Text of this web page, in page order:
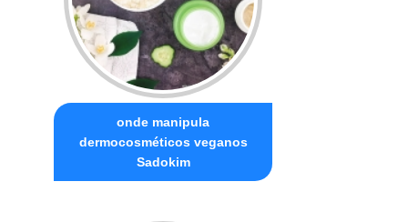
onde manipula
dermocosméticos veganos
Sadokim